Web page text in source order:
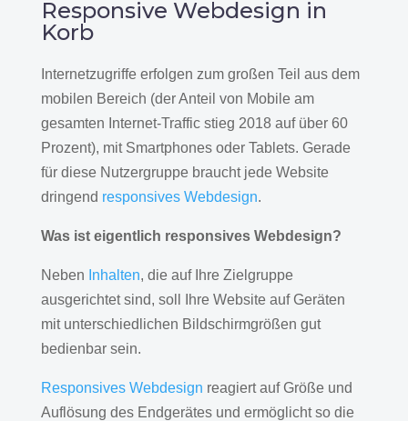
Responsive Webdesign in
Korb
Internetzugriffe erfolgen zum großen Teil aus dem
mobilen Bereich (der Anteil von Mobile am
gesamten Internet-Traffic stieg 2018 auf über 60
Prozent), mit Smartphones oder Tablets. Gerade
für diese Nutzergruppe braucht jede Website
dringend responsives Webdesign.
Was ist eigentlich responsives Webdesign?
Neben Inhalten, die auf Ihre Zielgruppe
ausgerichtet sind, soll Ihre Website auf Geräten
mit unterschiedlichen Bildschirmgrößen gut
bedienbar sein.
Responsives Webdesign reagiert auf Größe und
Auflösung des Endgerätes und ermöglicht so die